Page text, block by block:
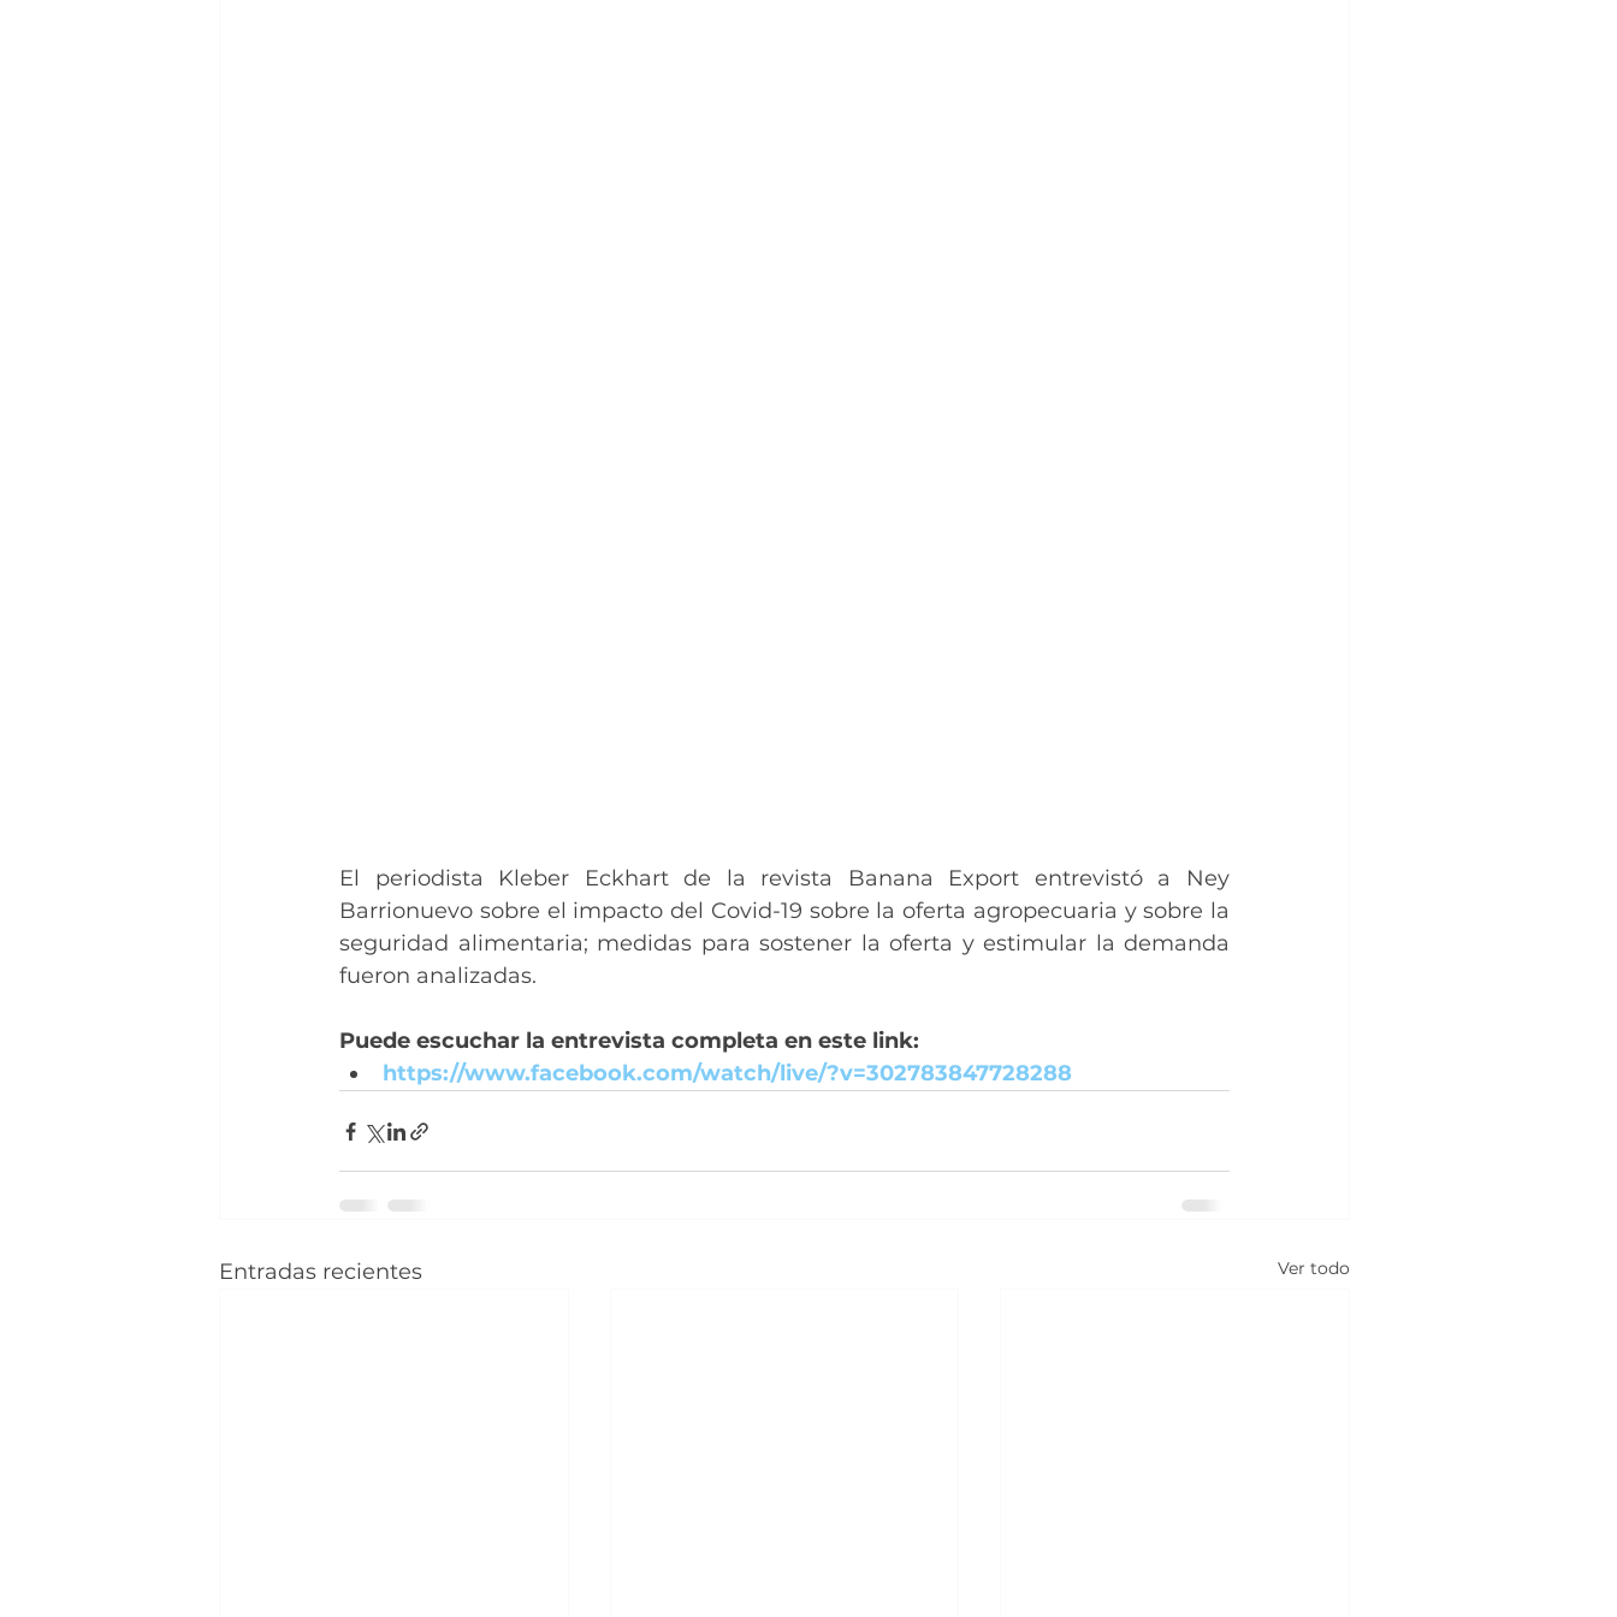
El periodista Kleber Eckhart de la revista Banana Export entrevistó a Ney
Barrionuevo sobre el impacto del Covid-19 sobre la oferta agropecuaria y sobre la
seguridad alimentaria; medidas para sostener la oferta y estimular la demanda
fueron analizadas.
Puede escuchar la entrevista completa en este link:
https://www.facebook.com/watch/live/?v=302783847728288
Entradas recientes Ver todo